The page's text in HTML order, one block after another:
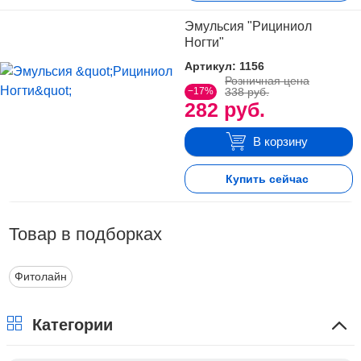
Индивидуальная непереносимость компонентов.
Эмульсия "Рициниол
Ногти"
Артикул: 1156
−17%
282 руб.
Розничная цена
338 руб.
В корзину
Купить сейчас
Товар в подборках
Фитолайн
Категории